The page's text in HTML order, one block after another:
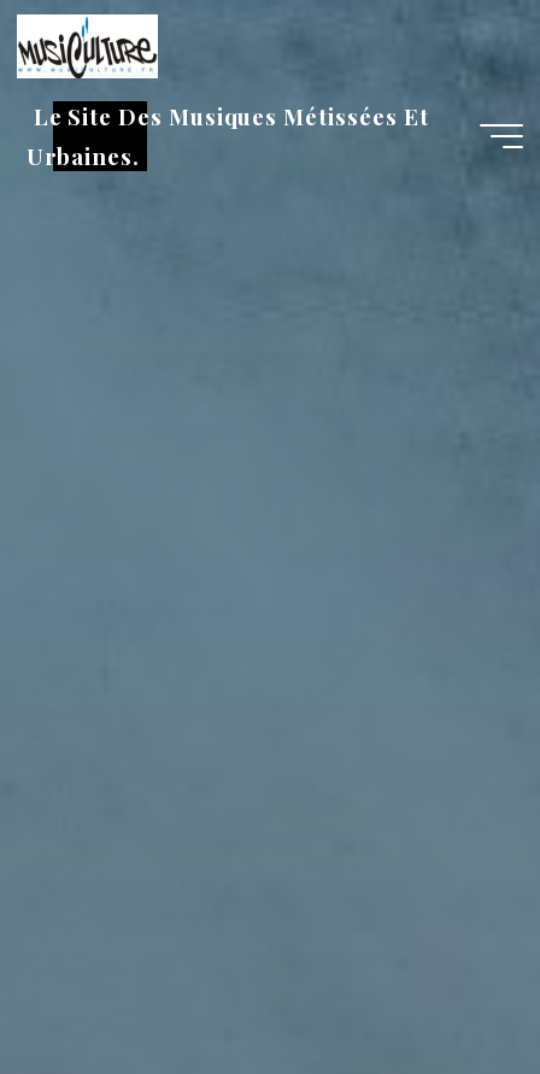
Aller
au
contenu
Le Site Des Musiques Métissées Et
Urbaines.